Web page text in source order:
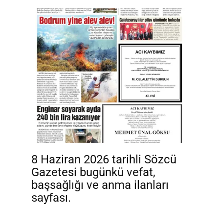
8 Haziran 2026 tarihli Sözcü
Gazetesi bugünkü vefat,
başsağlığı ve anma ilanları
sayfası.